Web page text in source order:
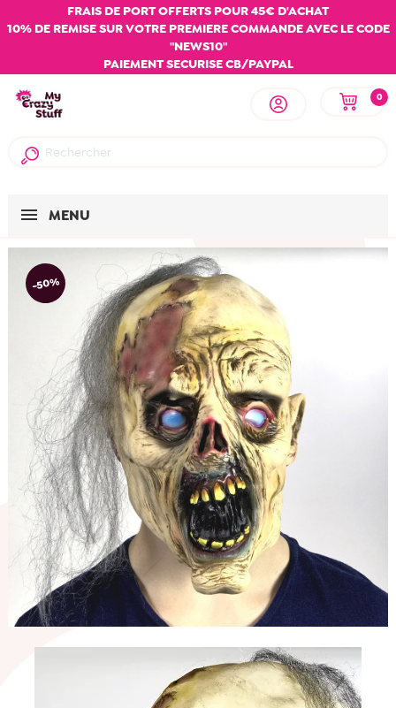
FRAIS DE PORT OFFERTS POUR 45€ D'ACHAT
10% DE REMISE SUR VOTRE PREMIERE COMMANDE AVEC LE CODE
"NEWS10"
PAIEMENT SECURISE CB/PAYPAL
0
MENU
-50%